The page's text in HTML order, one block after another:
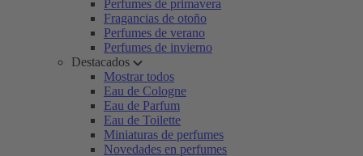
Perfumes de primavera
Fragancias de otoño
Perfumes de verano
Perfumes de invierno
Destacados
Mostrar todos
Eau de Cologne
Eau de Parfum
Eau de Toilette
Miniaturas de perfumes
Novedades en perfumes